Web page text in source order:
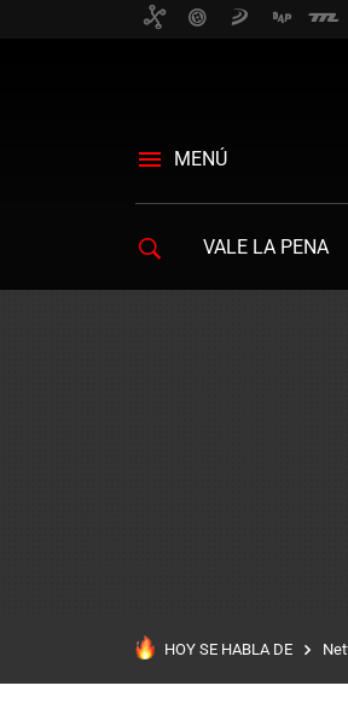
MENÚ
VALE LA PENA
HOY SE HABLA DE